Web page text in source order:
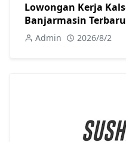
Lowongan Kerja
Banjarmasin
Admin 2026/8/2